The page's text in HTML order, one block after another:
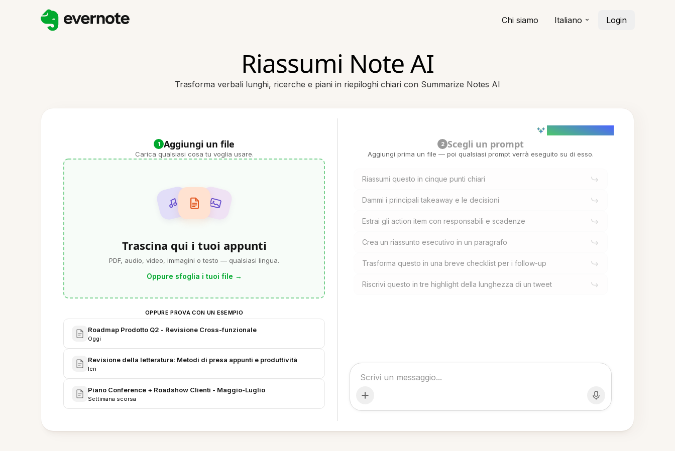
Chi siamo Italiano Login
Riassumi Note AI
Trasforma verbali lunghi, ricerche e piani in riepiloghi chiari con Summarize Notes AI
1 Aggiungi un file
Carica qualsiasi cosa tu voglia usare.
Trascina qui i tuoi appunti
PDF, audio, video, immagini o testo — qualsiasi lingua.
Oppure sfoglia i tuoi file →
OPPURE PROVA CON UN ESEMPIO
Roadmap Prodotto Q2 - Revisione Cross-funzionale
Oggi
Revisione della letteratura: Metodi di presa appunti e produttività
Ieri
Piano Conference + Roadshow Clienti - Maggio-Luglio
Settimana scorsa
2 Scegli un prompt
Aggiungi prima un file — poi qualsiasi prompt verrà eseguito su di esso.
Riassumi questo in cinque punti chiari
Dammi i principali takeaway e le decisioni
Estrai gli action item con responsabili e scadenze
Crea un riassunto esecutivo in un paragrafo
Trasforma questo in una breve checklist per i follow-up
Riscrivi questo in tre highlight della lunghezza di un tweet